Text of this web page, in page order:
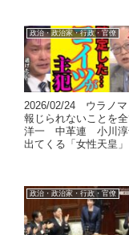
政治・政治家・行政・官僚
2026/02/24 ウラノ
報じられないことを
洋一 中革連 小川淳
出てくる「女性天皇
政治・政治家・行政・官僚